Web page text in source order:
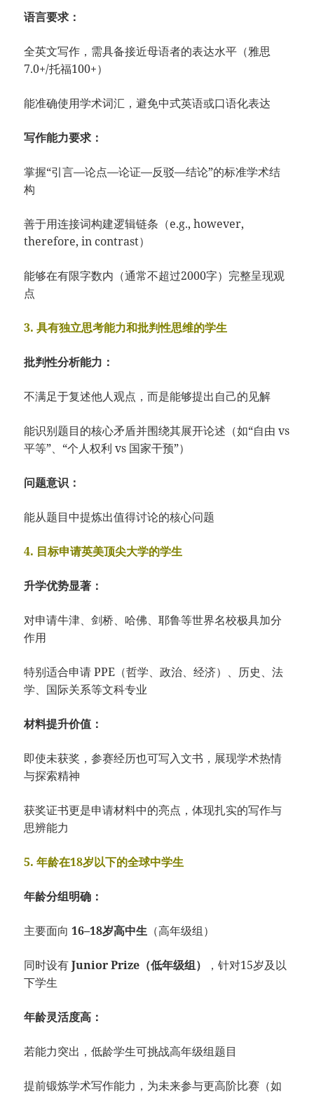
语言要求：
全英文写作，需具备接近母语者的表达水平（雅思
7.0+/托福100+）
能准确使用学术词汇，避免中式英语或口语化表达
写作能力要求：
掌握“引言—论点—论证—反驳—结论”的标准学术结
构
善于用连接词构建逻辑链条（e.g., however,
therefore, in contrast）
能够在有限字数内（通常不超过2000字）完整呈现观
点
3. 具有独立思考能力和批判性思维的学生
批判性分析能力：
不满足于复述他人观点，而是能够提出自己的见解
能识别题目的核心矛盾并围绕其展开论述（如“自由 vs
平等”、“个人权利 vs 国家干预”）
问题意识：
能从题目中提炼出值得讨论的核心问题
4. 目标申请英美顶尖大学的学生
升学优势显著：
对申请牛津、剑桥、哈佛、耶鲁等世界名校极具加分
作用
特别适合申请 PPE（哲学、政治、经济）、历史、法
学、国际关系等文科专业
材料提升价值：
即使未获奖，参赛经历也可写入文书，展现学术热情
与探索精神
获奖证书更是申请材料中的亮点，体现扎实的写作与
思辨能力
5. 年龄在18岁以下的全球中学生
年龄分组明确：
主要面向16–18岁高中生 （高年级组）
同时设有Junior Prize（低年级组）
，针对15岁及以
下学生
年龄灵活度高：
若能力突出，低龄学生可挑战高年级组题目
提前锻炼学术写作能力，为未来参与更高阶比赛（如